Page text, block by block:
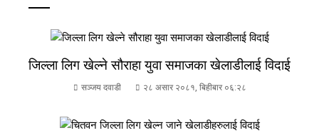
जिल्ला लिग खेल्ने सौराहा युवा समाजका खेलाडीलाई विदाई
सञ्जय दवाडी २८ असार २०८१, बिहीबार ०६:२८